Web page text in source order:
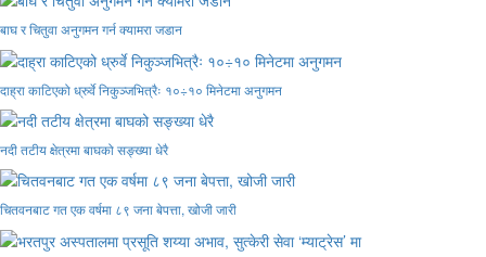
बाघ र चितुवा अनुगमन गर्न क्यामरा जडान
दाह्रा काटिएको ध्रुर्वे निकुञ्जभित्रैः १०÷१० मिनेटमा अनुगमन
नदी तटीय क्षेत्रमा बाघको सङ्ख्या धेरै
चितवनबाट गत एक वर्षमा ८९ जना बेपत्ता, खोजी जारी